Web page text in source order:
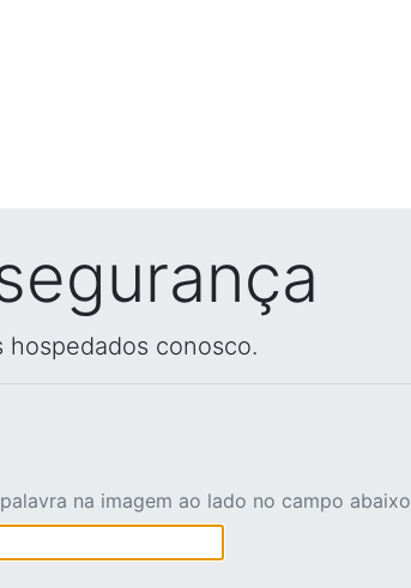
conosco.
na imagem ao lado no campo abaixo